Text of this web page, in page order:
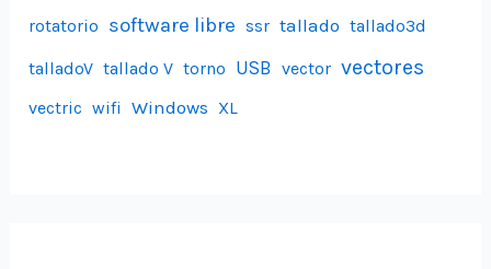
rotatorio software libre ssr tallado tallado3d
talladoV tallado V torno USB vector vectores
vectric wifi Windows XL